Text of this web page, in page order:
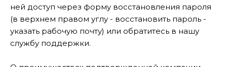
ней доступ через форму восстановления пароля
(в верхнем правом углу - восстановить пароль -
указать рабочую почту) или обратитесь в нашу
службу поддержки.